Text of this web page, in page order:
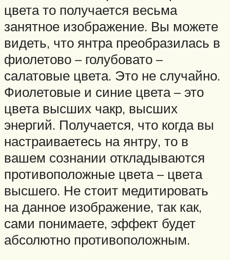
цвета то получается весьма
занятное изображение. Вы можете
видеть, что янтра преобразилась в
фиолетово – голубовато –
салатовые цвета. Это не случайно.
Фиолетовые и синие цвета – это
цвета высших чакр, высших
энергий. Получается, что когда вы
настраиваетесь на янтру, то в
вашем сознании откладываются
противоположные цвета – цвета
высшего. Не стоит медитировать
на данное изображение, так как,
сами понимаете, эффект будет
абсолютно противоположным.